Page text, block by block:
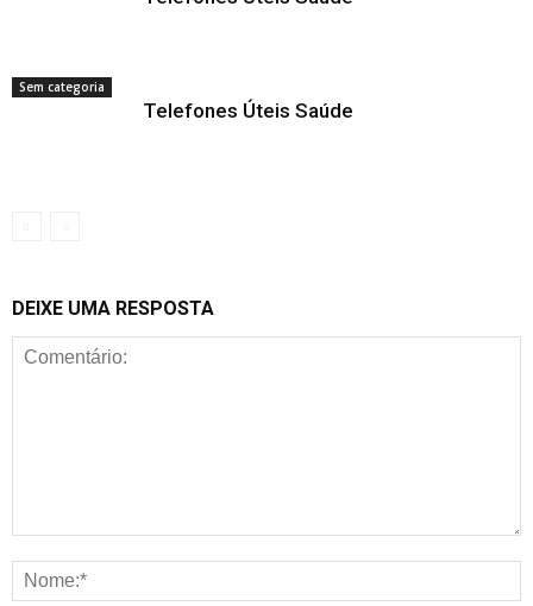
Sem categoria
Telefones Úteis Saúde
DEIXE UMA RESPOSTA